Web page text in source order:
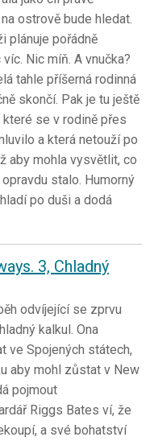
ostrově bude hledat.
plánuje pořádně
Nic míň. A vnučka?
tahle příšerná rodinná
skončí. Pak je tu ještě
které se v rodině přes
a která netouží po
aby mohla vysvětlit, co
stalo. Humorný
po duši a dodá
3, Chladný
odvíjející se zprvu
kalkul. Ona
ve Spojených státech,
aby mohl zůstat v New
pojmout
Riggs Bates ví, že
a své bohatství